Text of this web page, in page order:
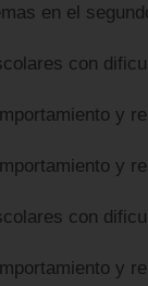
en el
con
y
y
con
y